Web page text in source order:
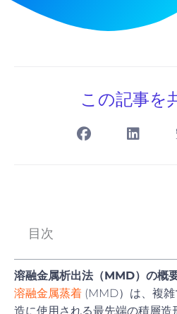
この記事を
目次
溶融金属析出法（MMD）の概
溶融金属蒸着 (MMD）は、複
造に使用される最先端の積層造